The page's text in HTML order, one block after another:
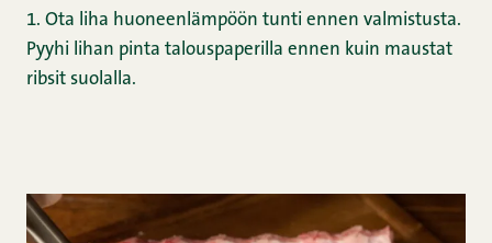
1. Ota liha huoneenlämpöön tunti ennen valmistusta.
Pyyhi lihan pinta talouspaperilla ennen kuin maustat
ribsit suolalla.